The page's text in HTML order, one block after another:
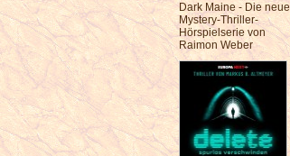
Dark Maine - Die neue
Mystery-Thriller-
Hörspielserie von
Raimon Weber